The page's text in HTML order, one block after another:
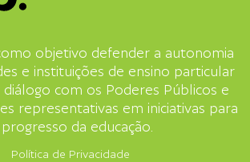
objetivo defender a autonomia
e instituições de ensino particular
com os Poderes Públicos e
representativas em iniciativas para
da educação.
Política de Privacidade